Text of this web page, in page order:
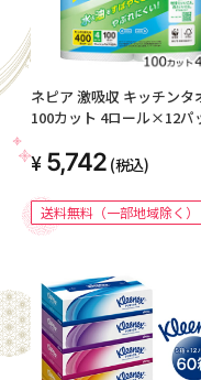
ネピア 激吸収 キッチンタ
100カット 4ロール×12パ
5,742 (税込)
送料無料（一部地域除く）